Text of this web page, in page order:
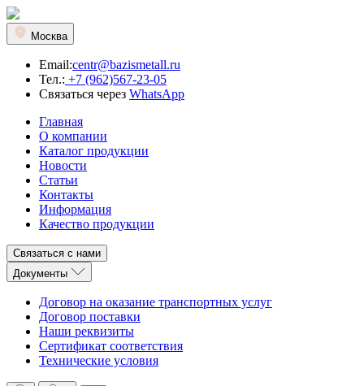
Москва
Email:centr@bazismetall.ru
Тел.: +7 (962)567-23-05
Связаться через WhatsApp
Главная
О компании
Каталог продукции
Новости
Статьи
Контакты
Информация
Качество продукции
Связаться с нами
Документы
Договор на оказание транспортных услуг
Договор поставки
Наши реквизиты
Сертификат соответствия
Технические условия